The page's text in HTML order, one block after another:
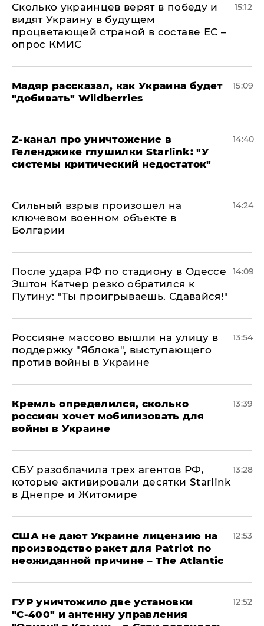
Сколько украинцев верят в победу и
видят Украину в будущем
процветающей страной в составе ЕС –
опрос КМИС
15:12
Мадяр рассказал, как Украина будет
"добивать" Wildberries
15:09
Z-канал про уничтожение в
Геленджике глушилки Starlink: "У
системы критический недостаток"
14:40
Сильный взрыв произошел на
ключевом военном объекте в
Болгарии
14:24
После удара РФ по стадиону в Одессе
Эштон Катчер резко обратился к
Путину: "Ты проигрываешь. Сдавайся!"
14:09
Россияне массово вышли на улицу в
поддержку "Яблока", выступающего
против войны в Украине
13:54
Кремль определился, сколько
россиян хочет мобилизовать для
войны в Украине
13:39
СБУ разоблачила трех агентов РФ,
которые активировали десятки Starlink
в Днепре и Житомире
13:28
США не дают Украине лицензию на
производство ракет для Patriot по
неожиданной причине – The Atlantic
12:53
ГУР уничтожило две установки
"С‑400" и антенну управления
12:52